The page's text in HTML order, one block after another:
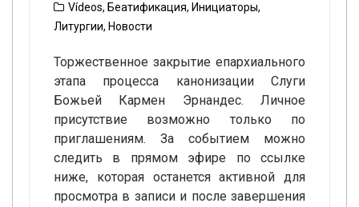
Vídeos, Беатификация, Инициаторы,
Литургии, Новости
Торжественное закрытие епархиального
этапа процесса канонизации Слуги
Божьей Кармен Эрнандес. Личное
присутствие возможно только по
приглашениям. За событием можно
следить в прямом эфире по ссылке
ниже, которая останется активной для
просмотра в записи и после завершения